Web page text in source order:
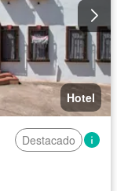
Hotel
Destacado